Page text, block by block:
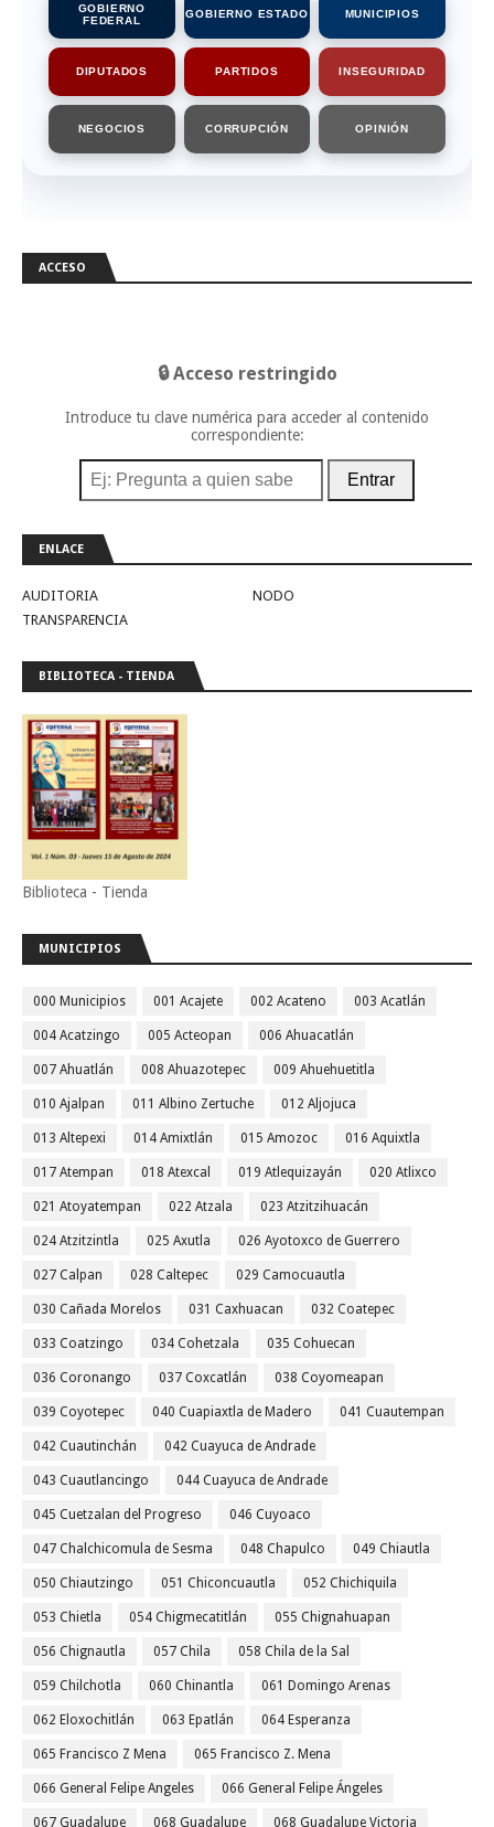
GOBIERNO
FEDERAL
GOBIERNO ESTADO MUNICIPIOS
DIPUTADOS PARTIDOS INSEGURIDAD
NEGOCIOS CORRUPCIÓN OPINIÓN
ACCESO
🔒 Acceso restringido
Introduce tu clave numérica para acceder al contenido
correspondiente:
Entrar
ENLACE
AUDITORIA
NODO
TRANSPARENCIA
BIBLIOTECA - TIENDA
Biblioteca - Tienda
MUNICIPIOS
000 Municipios 001 Acajete 002 Acateno 003 Acatlán
004 Acatzingo 005 Acteopan 006 Ahuacatlán
007 Ahuatlán 008 Ahuazotepec 009 Ahuehuetitla
010 Ajalpan 011 Albino Zertuche 012 Aljojuca
013 Altepexi 014 Amixtlán 015 Amozoc 016 Aquixtla
017 Atempan 018 Atexcal 019 Atlequizayán 020 Atlixco
021 Atoyatempan 022 Atzala 023 Atzitzihuacán
024 Atzitzintla 025 Axutla 026 Ayotoxco de Guerrero
027 Calpan 028 Caltepec 029 Camocuautla
030 Cañada Morelos 031 Caxhuacan 032 Coatepec
033 Coatzingo 034 Cohetzala 035 Cohuecan
036 Coronango 037 Coxcatlán 038 Coyomeapan
039 Coyotepec 040 Cuapiaxtla de Madero 041 Cuautempan
042 Cuautinchán 042 Cuayuca de Andrade
043 Cuautlancingo 044 Cuayuca de Andrade
045 Cuetzalan del Progreso 046 Cuyoaco
047 Chalchicomula de Sesma 048 Chapulco 049 Chiautla
050 Chiautzingo 051 Chiconcuautla 052 Chichiquila
053 Chietla 054 Chigmecatitlán 055 Chignahuapan
056 Chignautla 057 Chila 058 Chila de la Sal
059 Chilchotla 060 Chinantla 061 Domingo Arenas
062 Eloxochitlán 063 Epatlán 064 Esperanza
065 Francisco Z Mena 065 Francisco Z. Mena
066 General Felipe Angeles 066 General Felipe Ángeles
067 Guadalupe 068 Guadalupe 068 Guadalupe Victoria